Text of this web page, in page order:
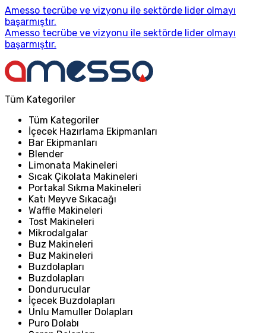
Amesso tecrübe ve vizyonu ile sektörde lider olmayı
başarmıştır.
Amesso tecrübe ve vizyonu ile sektörde lider olmayı
başarmıştır.
Tüm Kategoriler
Tüm Kategoriler
İçecek Hazırlama Ekipmanları
Bar Ekipmanları
Blender
Limonata Makineleri
Sıcak Çikolata Makineleri
Portakal Sıkma Makineleri
Katı Meyve Sıkacağı
Waffle Makineleri
Tost Makineleri
Mikrodalgalar
Buz Makineleri
Buz Makineleri
Buzdolapları
Buzdolapları
Dondurucular
İçecek Buzdolapları
Unlu Mamuller Dolapları
Puro Dolabı